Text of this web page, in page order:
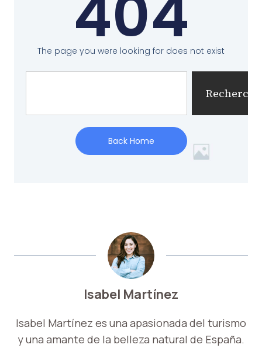
Isabel Martínez
Isabel Martínez es una apasionada del turismo
y una amante de la belleza natural de España.